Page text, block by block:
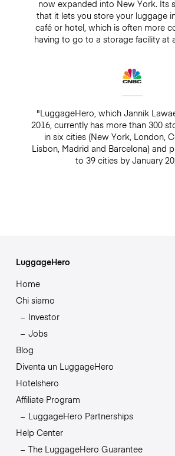
now expanded into New York. Its
that it lets you store your luggage
café or hotel, which is often more
having to go to a storage facility at
"LuggageHero, which Jannik
2016, currently has more than 300
in six cities (New York, London,
Lisbon, Madrid and Barcelona) and
to 39 cities by January
LuggageHero
Home
Chi siamo
Investor
Jobs
Blog
Diventa un LuggageHero
Hotelshero
Affiliate Program
LuggageHero Partnerships
Help Center
The LuggageHero Guarantee